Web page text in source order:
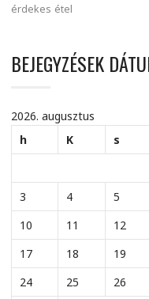
érdekes étel
BEJEGYZÉSEK
2026. augusztus
h
K s
3
4 5
10
11 12
17
18 19
24
25 26